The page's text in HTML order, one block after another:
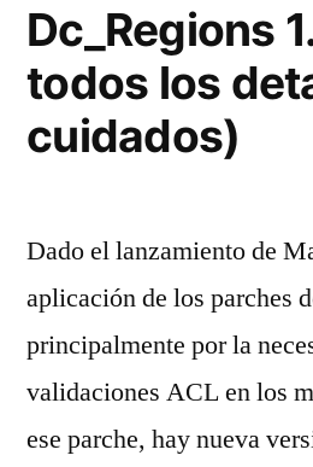
Dc_Regions
todos los
cuidados)
Dado el lanzamiento de
aplicación de los parches
principalmente por la
validaciones ACL en los
ese parche, hay nueva